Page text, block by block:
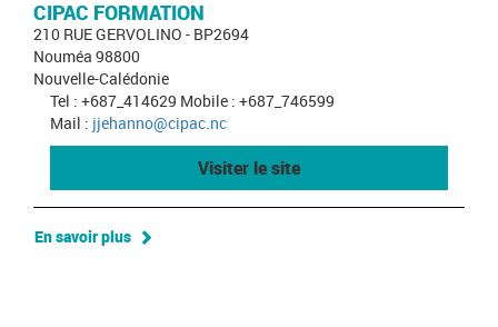
CIPAC FORMATION
210 RUE GERVOLINO - BP2694
Nouméa 98800
Nouvelle-Calédonie
Tel : +687_414629 Mobile : +687_746599
Mail : jjehanno@cipac.nc
Visiter le site
En savoir plus